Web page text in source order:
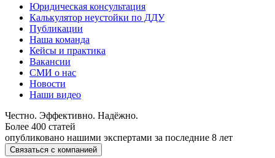
Юридическая консультация
Калькулятор неустойки по ДДУ
Публикации
Наша команда
Кейсы и практика
Вакансии
СМИ о нас
Новости
Наши видео
Честно. Эффективно. Надёжно.
Более 400 статей
опубликовано нашими экспертами за последние 8 лет
Связаться с компанией